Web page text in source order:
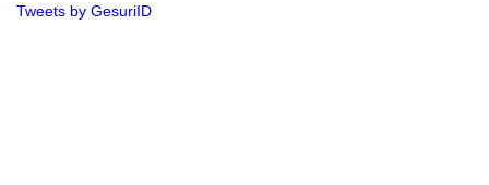
Tweets by GesuriID